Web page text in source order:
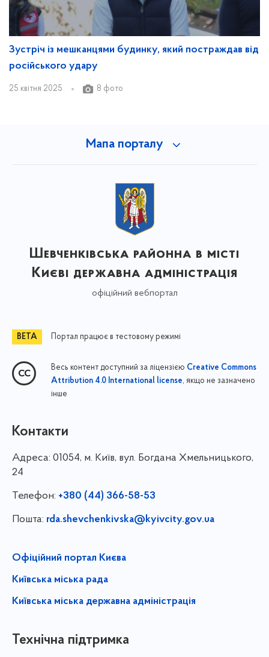
Зустріч із мешканцями будинку, який постраждав від
російського удару
25 квітня 2025 8 фото
Мапа порталу
Шевченківська районна в місті
Києві державна адміністрація
офіційний вебпортал
Портал працює в тестовому режимі
Весь контент доступний за ліцензією Creative Commons
Attribution 4.0 International license, якщо не зазначено
інше
Контакти
Адреса: 01054, м. Київ, вул. Богдана Хмельницького,
24
Телефон: +380 (44) 366-58-53
Пошта: rda.shevchenkivska@kyivcity.gov.ua
Офіційний портал Києва
Київська міська рада
Київська міська державна адміністрація
Технічна підтримка